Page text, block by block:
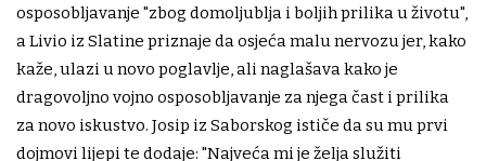
osposobljavanje "zbog domoljublja i boljih prilika u životu",
a Livio iz Slatine priznaje da osjeća malu nervozu jer, kako
kaže, ulazi u novo poglavlje, ali naglašava kako je
dragovoljno vojno osposobljavanje za njega čast i prilika
za novo iskustvo. Josip iz Saborskog ističe da su mu prvi
dojmovi lijepi te dodaje: "Najveća mi je želja služiti